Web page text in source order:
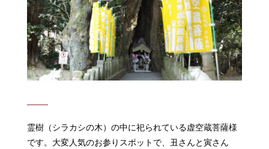
霊樹（シラカシの木）の中に祀られている虚空蔵菩薩様
です。大変人気のお参りスポットで、丑さんと寅さん